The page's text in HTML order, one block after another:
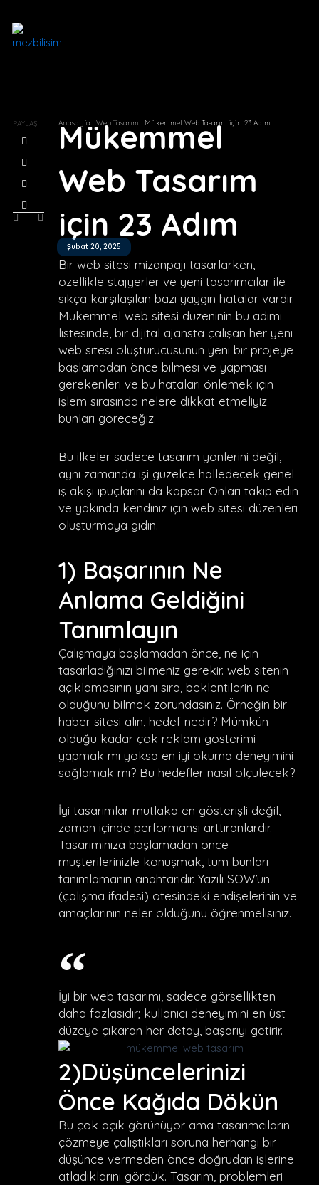
atla
PAYLAŞ
Next
Anasayfa Web Tasarım Mükemmel Web Tasarım için 23 Adım
Mükemmel
Web Tasarım
için 23 Adım
Şubat 20, 2025
Bir web sitesi mizanpajı tasarlarken,
özellikle stajyerler ve yeni tasarımcılar ile
sıkça karşılaşılan bazı yaygın hatalar vardır.
Mükemmel web sitesi düzeninin bu adımı
listesinde, bir dijital ajansta çalışan her yeni
web sitesi oluşturucusunun yeni bir projeye
başlamadan önce bilmesi ve yapması
gerekenleri ve bu hataları önlemek için
işlem sırasında nelere dikkat etmeliyiz
bunları göreceğiz.
Bu ilkeler sadece tasarım yönlerini değil,
aynı zamanda işi güzelce halledecek genel
iş akışı ipuçlarını da kapsar. Onları takip edin
ve yakında kendiniz için web sitesi düzenleri
oluşturmaya gidin.
1) Başarının Ne
Anlama Geldiğini
Tanımlayın
Çalışmaya başlamadan önce, ne için
tasarladığınızı bilmeniz gerekir. web sitenin
açıklamasının yanı sıra, beklentilerin ne
olduğunu bilmek zorundasınız. Örneğin bir
haber sitesi alın, hedef nedir? Mümkün
olduğu kadar çok reklam gösterimi
yapmak mı yoksa en iyi okuma deneyimini
sağlamak mı? Bu hedefler nasıl ölçülecek?
İyi tasarımlar mutlaka en gösterişli değil,
zaman içinde performansı arttıranlardır.
Tasarımınıza başlamadan önce
müşterilerinizle konuşmak, tüm bunları
tanımlamanın anahtarıdır. Yazılı SOW’un
(çalışma ifadesi) ötesindeki endişelerinin ve
amaçlarının neler olduğunu öğrenmelisiniz.
İyi bir web tasarımı, sadece görsellikten
daha fazlasıdır; kullanıcı deneyimini en üst
düzeye çıkaran her detay, başarıyı getirir.
2)Düşüncelerinizi
Önce Kağıda Dökün
Bu çok açık görünüyor ama tasarımcıların
çözmeye çalıştıkları soruna herhangi bir
düşünce vermeden önce doğrudan işlerine
atladıklarını gördük. Tasarım, problemleri